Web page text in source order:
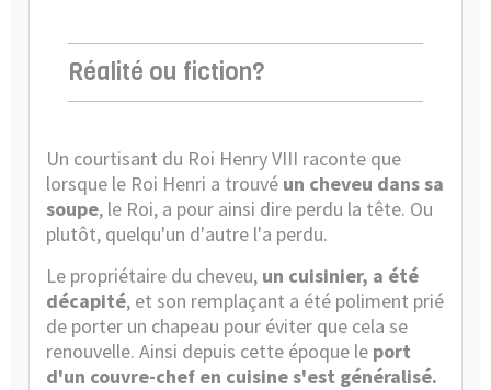
Réalité ou fiction?
Un courtisant du Roi Henry VIII raconte que
lorsque le Roi Henri a trouvé un cheveu dans sa
soupe, le Roi, a pour ainsi dire perdu la tête. Ou
plutôt, quelqu'un d'autre l'a perdu.
Le propriétaire du cheveu, un cuisinier, a été
décapité, et son remplaçant a été poliment prié
de porter un chapeau pour éviter que cela se
renouvelle. Ainsi depuis cette époque le port
d'un couvre-chef en cuisine s'est généralisé.